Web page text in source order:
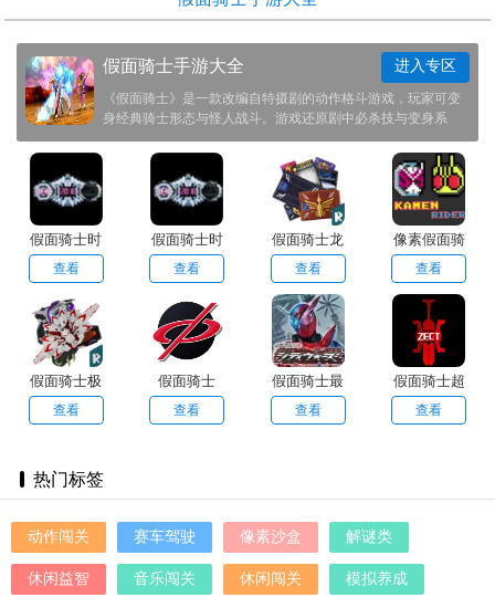
假面骑士手游大全
《假面骑士》是一款改编自特摄剧的动作格斗游戏，玩家可变
身经典骑士形态与怪人战斗。游戏还原剧中必杀技与变身系
统，包含剧情模式与多人对战。炫酷的特效与流畅连招，带来
热血沸腾的骑士对决体验。
进入专区
假面骑士时
王腰带模拟
器逢魔时王
游戏官方版
查看
假面骑士时
王腰带模拟
器游戏纯净
最新版
查看
假面骑士龙
骑腰带模拟
器免费版
查看
像素假面骑
士大乱斗
mugen手游
无广告版
查看
假面骑士极
狐模拟器豪
查看
假面骑士
555汉化版
查看
假面骑士最
终战模拟免
查看
假面骑士超
越甲斗
查看
热门标签
动作闯关 赛车驾驶 像素沙盒 解谜类
休闲益智 音乐闯关 休闲闯关 模拟养成